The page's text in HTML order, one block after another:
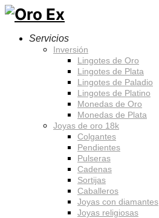
Servicios
Inversión
Lingotes de Oro
Lingotes de Plata
Lingotes de Paladio
Lingotes de Platino
Monedas de Oro
Monedas de Plata
Joyas de oro 18k
Colgantes
Pendientes
Pulseras
Cadenas
Sortijas
Caballeros
Joyas con diamantes
Joyas religiosas